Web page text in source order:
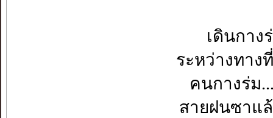
เดินกาง
ระหว่างทาง
คนกางร่ม
สายฝนซาแล้